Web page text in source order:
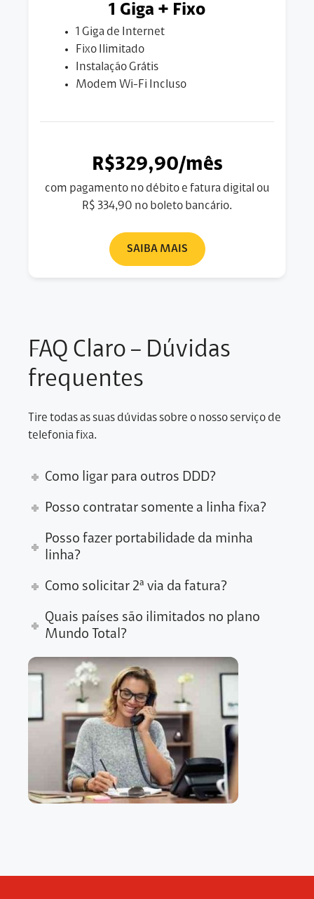
1 Giga + Fixo
1 Giga de Internet
Fixo Ilimitado
Instalação Grátis
Modem Wi-Fi Incluso
R$329,90/mês
com pagamento no débito e fatura digital ou
R$ 334,90 no boleto bancário.
SAIBA MAIS
FAQ Claro – Dúvidas
frequentes
Tire todas as suas dúvidas sobre o nosso serviço de
telefonia fixa.
Como ligar para outros DDD?
Posso contratar somente a linha fixa?
Posso fazer portabilidade da minha
linha?
Como solicitar 2ª via da fatura?
Quais países são ilimitados no plano
Mundo Total?